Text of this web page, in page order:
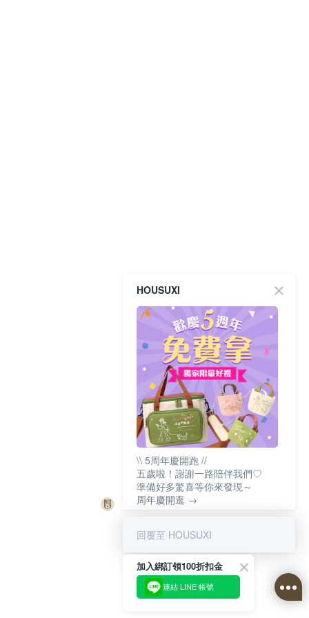
HOUSUXI
\\ 5周年慶開跑 //
五歲啦！謝謝一路陪伴我們♡
準備好多驚喜等你來發現～
周年慶開逛 →
回覆至 HOUSUXI
加入綁訂領100折扣金
連結 LINE 帳號